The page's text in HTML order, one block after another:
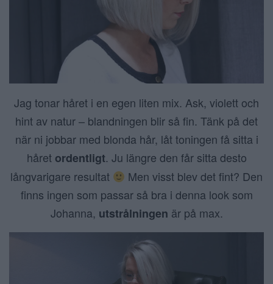
Jag tonar håret i en egen liten mix. Ask, violett och
hint av natur – blandningen blir så fin. Tänk på det
när ni jobbar med blonda hår, låt toningen få sitta i
håret ordentligt. Ju längre den får sitta desto
långvarigare resultat
Men visst blev det fint? Den
finns ingen som passar så bra i denna look som
Johanna, utstrålningen är på max.